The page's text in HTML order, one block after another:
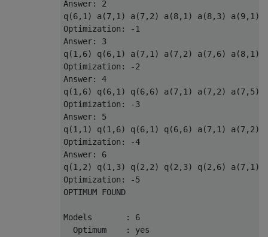
Answer: 2
q(6,1) a(7,1) a(7,2) a(8,1) a(8,3) a(9,1)
Optimization: -1
Answer: 3
q(1,6) q(6,1) a(7,1) a(7,2) a(7,6) a(8,1)
Optimization: -2
Answer: 4
q(1,6) q(6,1) q(6,6) a(7,1) a(7,2) a(7,5)
Optimization: -3
Answer: 5
q(1,1) q(1,6) q(6,1) q(6,6) a(7,1) a(7,2)
Optimization: -4
Answer: 6
q(1,2) q(1,3) q(2,2) q(2,3) q(2,6)
Optimization: -5
OPTIMUM FOUND
Models       : 6
  Optimum    : yes